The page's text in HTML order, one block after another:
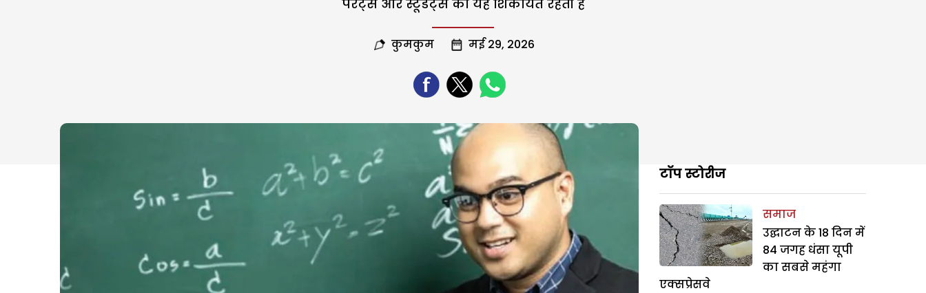
पेरैंट्स और स्टूडैंट्स को यह शिकायत रहती है
कुमकुम मई 29, 2026
टॉप स्टोरीज
समाज
उद्घाटन के 18 दिन में
84 जगह धंसा यूपी
का सबसे महंगा
एक्सप्रेसवे